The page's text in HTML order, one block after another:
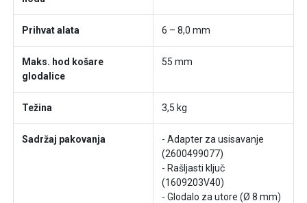
Prihvat alata 6 – 8,0 mm
Maks. hod košare
glodalice
55 mm
Težina 3,5 kg
Sadržaj pakovanja
- Adapter za usisavanje
(2600499077)
- Rašljasti ključ
(1609203V40)
- Glodalo za utore (Ø 8 mm)